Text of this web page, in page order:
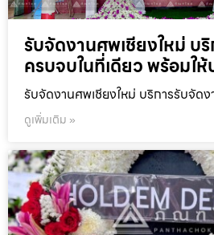
รับจัดงานศพเชียงใหม่ บ
ครบจบในที่เดียว พร้อมให้
รับจัดงานศพเชียงใหม่ บริการรับจัด
ดูเพิ่มเติม »